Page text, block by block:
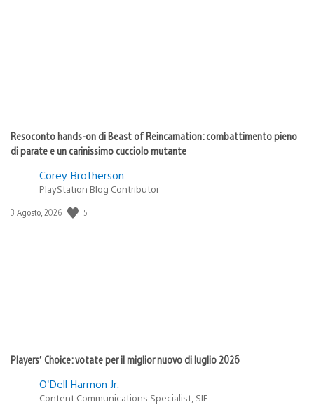
Resoconto hands-on di Beast of Reincarnation: combattimento pieno
di parate e un carinissimo cucciolo mutante
Corey Brotherson
PlayStation Blog Contributor
Data
3 Agosto, 2026 5
Players’ Choice: votate per il miglior nuovo di luglio 2026
O’Dell Harmon Jr.
Content Communications Specialist, SIE